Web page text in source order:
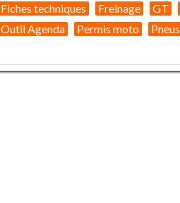
Fiches techniques
Freinage GT
Outil Agenda
Permis moto Pneus